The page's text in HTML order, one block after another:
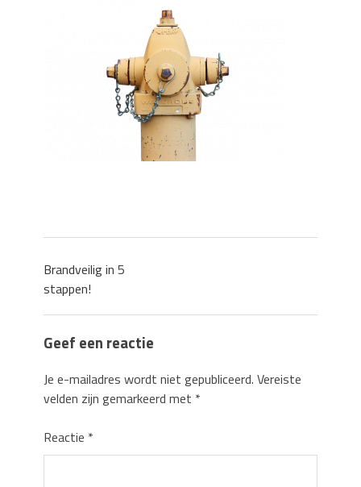
Zo blijft je oven loeiheet: de beste tips
voor een perfecte isolatie
Grond kopen of verkopen Noord-
De Kwaliteit van Houtpellets: Wat
Bepaalt of uw Kachel Optimaal
Waarom technische eisen de basis
Brandveilig in 5
stappen!
Geef een reactie
Je e-mailadres wordt niet gepubliceerd. Vereiste
velden zijn gemarkeerd met *
Reactie *